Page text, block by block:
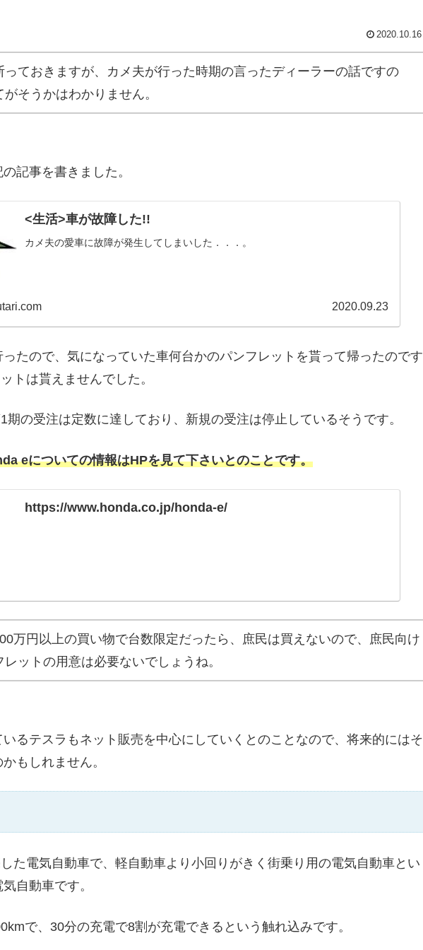
2020.10.16
っておきますが、カメ夫が行った時期の言ったディーラーの話ですの
がそうかはわかりません。
記事を書きました。
<生活>車が故障した!!
カメ夫の愛車に故障が発生してしまいした．．．。
2020.09.23
たので、気になっていた車何台かのパンフレットを貰って帰ったのです
トは貰えませんでした。
期の受注は定数に達しており、新規の受注は停止しているそうです。
eについての情報はHPを見て下さいとのことです。
https://www.honda.co.jp/honda-e/
万円以上の買い物で台数限定だったら、庶民は買えないので、庶民向け
レットの用意は必要ないでしょうね。
るテスラもネット販売を中心にしていくとのことなので、将来的にはそ
もしれません。
た電気自動車で、軽自動車より小回りがきく街乗り用の電気自動車とい
自動車です。
で、30分の充電で8割が充電できるという触れ込みです。